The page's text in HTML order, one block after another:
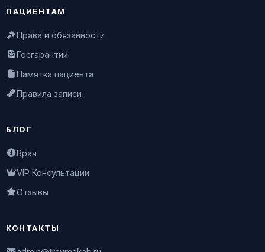
ПАЦИЕНТАМ
Права и обязанности
Госгарантии
Памятка пациента
Правила записи
БЛОГ
Врач
VIP Консультации
Отзывы
КОНТАКТЫ